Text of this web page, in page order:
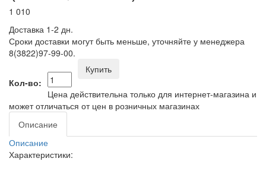
1 010
Доставка 1-2 дн.
Сроки доставки могут быть меньше, уточняйте у менеджера
8(3822)97-99-00.
Кол-во:
Купить
Цена действительна только для интернет-магазина и
может отличаться от цен в розничных магазинах
Описание
Описание
Характеристики: